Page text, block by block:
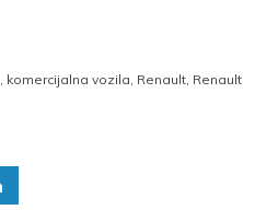
, komercijalna vozila, Renault, Renault